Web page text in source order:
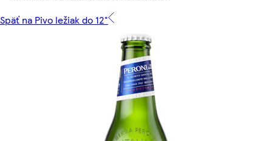
Späť na Pivo ležiak do 12°